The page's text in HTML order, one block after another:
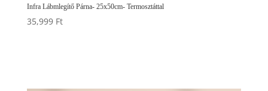
Infra Lábmlegítő Párna- 25x50cm- Termosztáttal
35,999 Ft